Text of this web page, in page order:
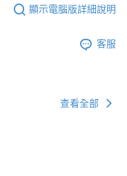
顯示電腦版詳細說明
客服
查看全部